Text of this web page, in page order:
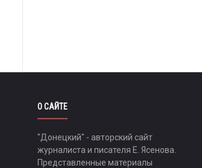
О САЙТЕ
"Донецкий" - авторский сайт
журналиста и писателя Е. Ясенова.
Представленные материалы